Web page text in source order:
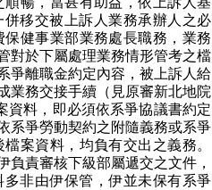
移交被上訴人業務承辦人之必
健事業部業務處長職務，業務
對於下屬處理業務情形管考之檔
爭離職金約定內容，被上訴人給
業務交接手續（見原審新北地院
資料，即必須依系爭協議書約定
系爭勞動契約之附隨義務或系爭
案資料，均負有交出之義務。
負責審核下級部屬遞交之文件，
非由伊保管，伊並未保有系爭